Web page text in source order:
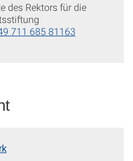
des Rektors für die
711 685 81163